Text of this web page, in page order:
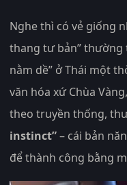
Nghe thì có vẻ giống
thang tư bản” thường
nằm dề” ở Thái một
văn hóa xứ Chùa
theo truyền thống,
instinct”– cái bản
để thành công bằng